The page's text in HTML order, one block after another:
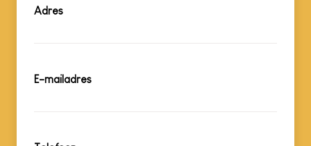
Adres
E-mailadres